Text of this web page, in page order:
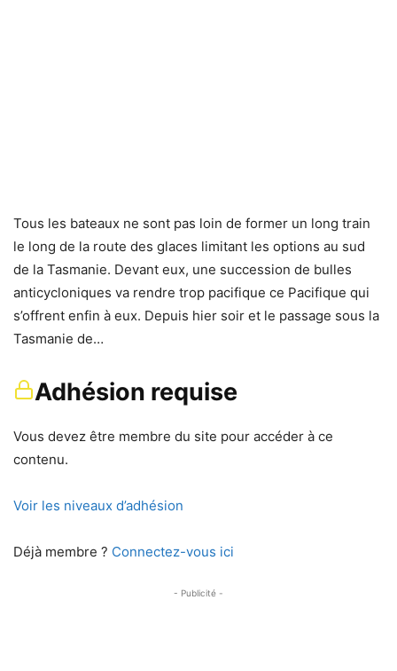
Tous les bateaux ne sont pas loin de former un long train
le long de la route des glaces limitant les options au sud
de la Tasmanie. Devant eux, une succession de bulles
anticycloniques va rendre trop pacifique ce Pacifique qui
s’offrent enfin à eux. Depuis hier soir et le passage sous la
Tasmanie de…
Adhésion requise
Vous devez être membre du site pour accéder à ce
contenu.
Voir les niveaux d’adhésion
Déjà membre ? Connectez-vous ici
- Publicité -